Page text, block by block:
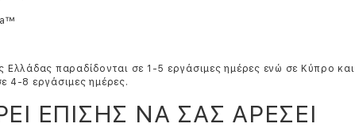
Ελλάδας παραδίδονται σε 1-5 εργάσιμες ημέρες ενώ σε Κύπρο και
4-8 εργάσιμες ημέρες.
ΕΠΙΣΗΣ ΝΑ ΣΑΣ ΑΡΕΣΕΙ